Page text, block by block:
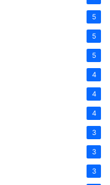
5
5
5
4
4
4
3
3
3